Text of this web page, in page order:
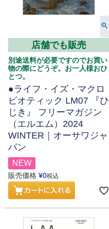
店舗でも販売
別途送料が必要ですのでお買い
物の際にどうぞ。お一人様おひ
とつ。
●ライフ・イズ・マクロ
ビオティック LM07 『ひ
じき』 フリーマガジン
（エルエム）2024
WINTER｜オーサワジャ
パン
NEW
販売価格 ¥0税込